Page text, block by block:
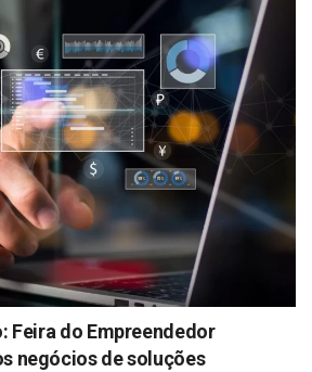
Feira do Empreendedor
negócios de soluções